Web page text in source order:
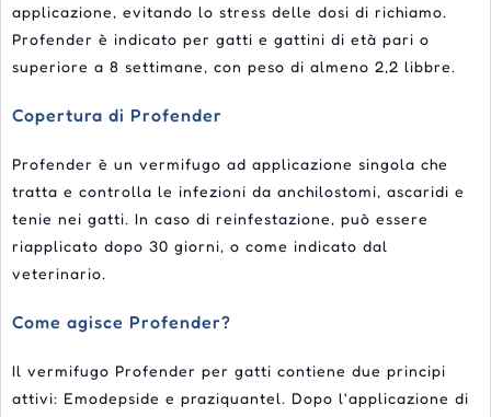
applicazione, evitando lo stress delle dosi di richiamo.
Profender è indicato per gatti e gattini di età pari o
superiore a 8 settimane, con peso di almeno 2,2 libbre.
Copertura di Profender
Profender è un vermifugo ad applicazione singola che
tratta e controlla le infezioni da anchilostomi, ascaridi e
tenie nei gatti. In caso di reinfestazione, può essere
riapplicato dopo 30 giorni, o come indicato dal
veterinario.
Come agisce Profender?
Il vermifugo Profender per gatti contiene due principi
attivi: Emodepside e praziquantel. Dopo l'applicazione di